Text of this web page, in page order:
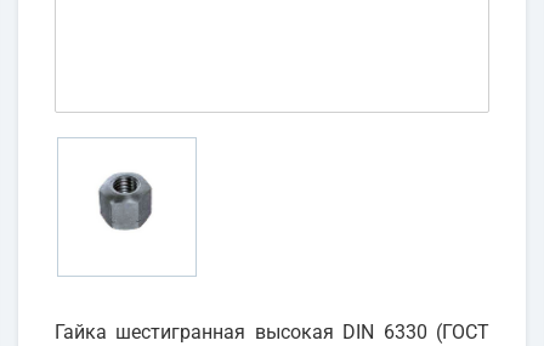
Гайка шестигранная высокая DIN 6330 (ГОСТ